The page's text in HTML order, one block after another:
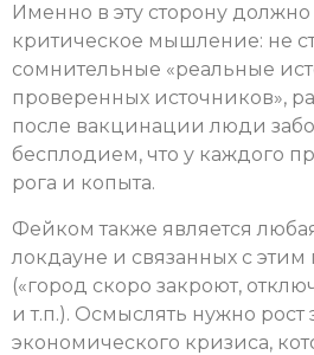
Именно в эту сторону должно
критическое мышление: не
сомнительные «реальные
проверенных источников»,
после вакцинации люди
бесплодием, что у каждого
рога и копыта.
Фейком также является
локдауне и связанных с этим
(«город скоро закроют,
и т.п.). Осмыслять нужно
экономического кризиса,